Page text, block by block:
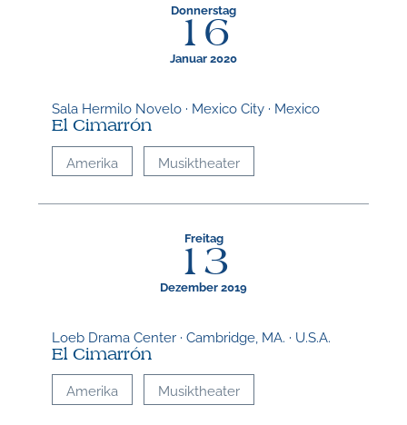
Donnerstag
16
Januar 2020
Sala Hermilo Novelo · Mexico City · Mexico
El Cimarrón
Amerika Musiktheater
Freitag
13
Dezember 2019
Loeb Drama Center · Cambridge, MA. · U.S.A.
El Cimarrón
Amerika Musiktheater